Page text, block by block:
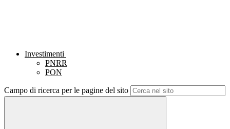
Investimenti
PNRR
PON
Campo di ricerca per le pagine del sito